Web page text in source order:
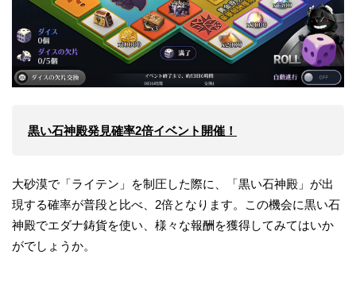
黒い石神殿発見確率2倍イベント開催！
大砂漠で「ライテン」を制圧した際に、「黒い石神殿」が出
現する確率が普段と比べ、2倍となります。この機会に黒い石
神殿でエダナ鋳貨を使い、様々な報酬を獲得してみてはいか
がでしょうか。